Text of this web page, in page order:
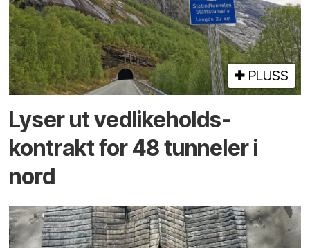
PLUSS
Lyser ut vedlikeholds­
kontrakt for 48 tunneler i
nord